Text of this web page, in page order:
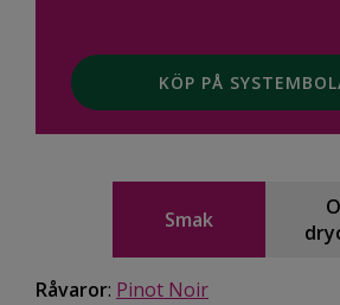
KÖP PÅ
Smak
Råvaror: Pinot Noir